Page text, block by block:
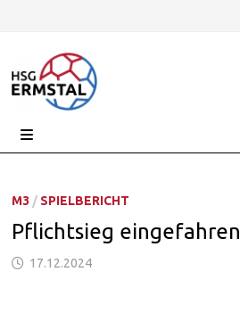
M3 / SPIELBERICHT
Pflichtsieg eingefahren
17.12.2024